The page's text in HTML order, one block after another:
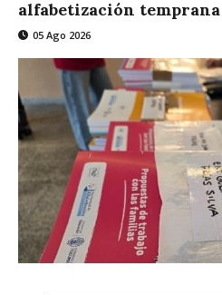
alfabetización temprana
05 Ago 2026